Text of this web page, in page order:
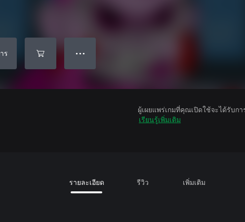
ร ● ● ●
ผู้เผยแพร่เกมที่คุณเปิดใช้จะได้รับ
เรียนรู้เพิ่มเติม
รายละเอียด รีวิว เพิ่มเติม